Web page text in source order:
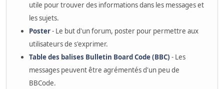
utile pour trouver des informations dans les messages et
les sujets.
Poster- Le but d'un forum, poster pour permettre aux
utilisateurs de s'exprimer.
Table des balises Bulletin Board Code (BBC) - Les
messages peuvent être agrémentés d'un peu de
BBCode.